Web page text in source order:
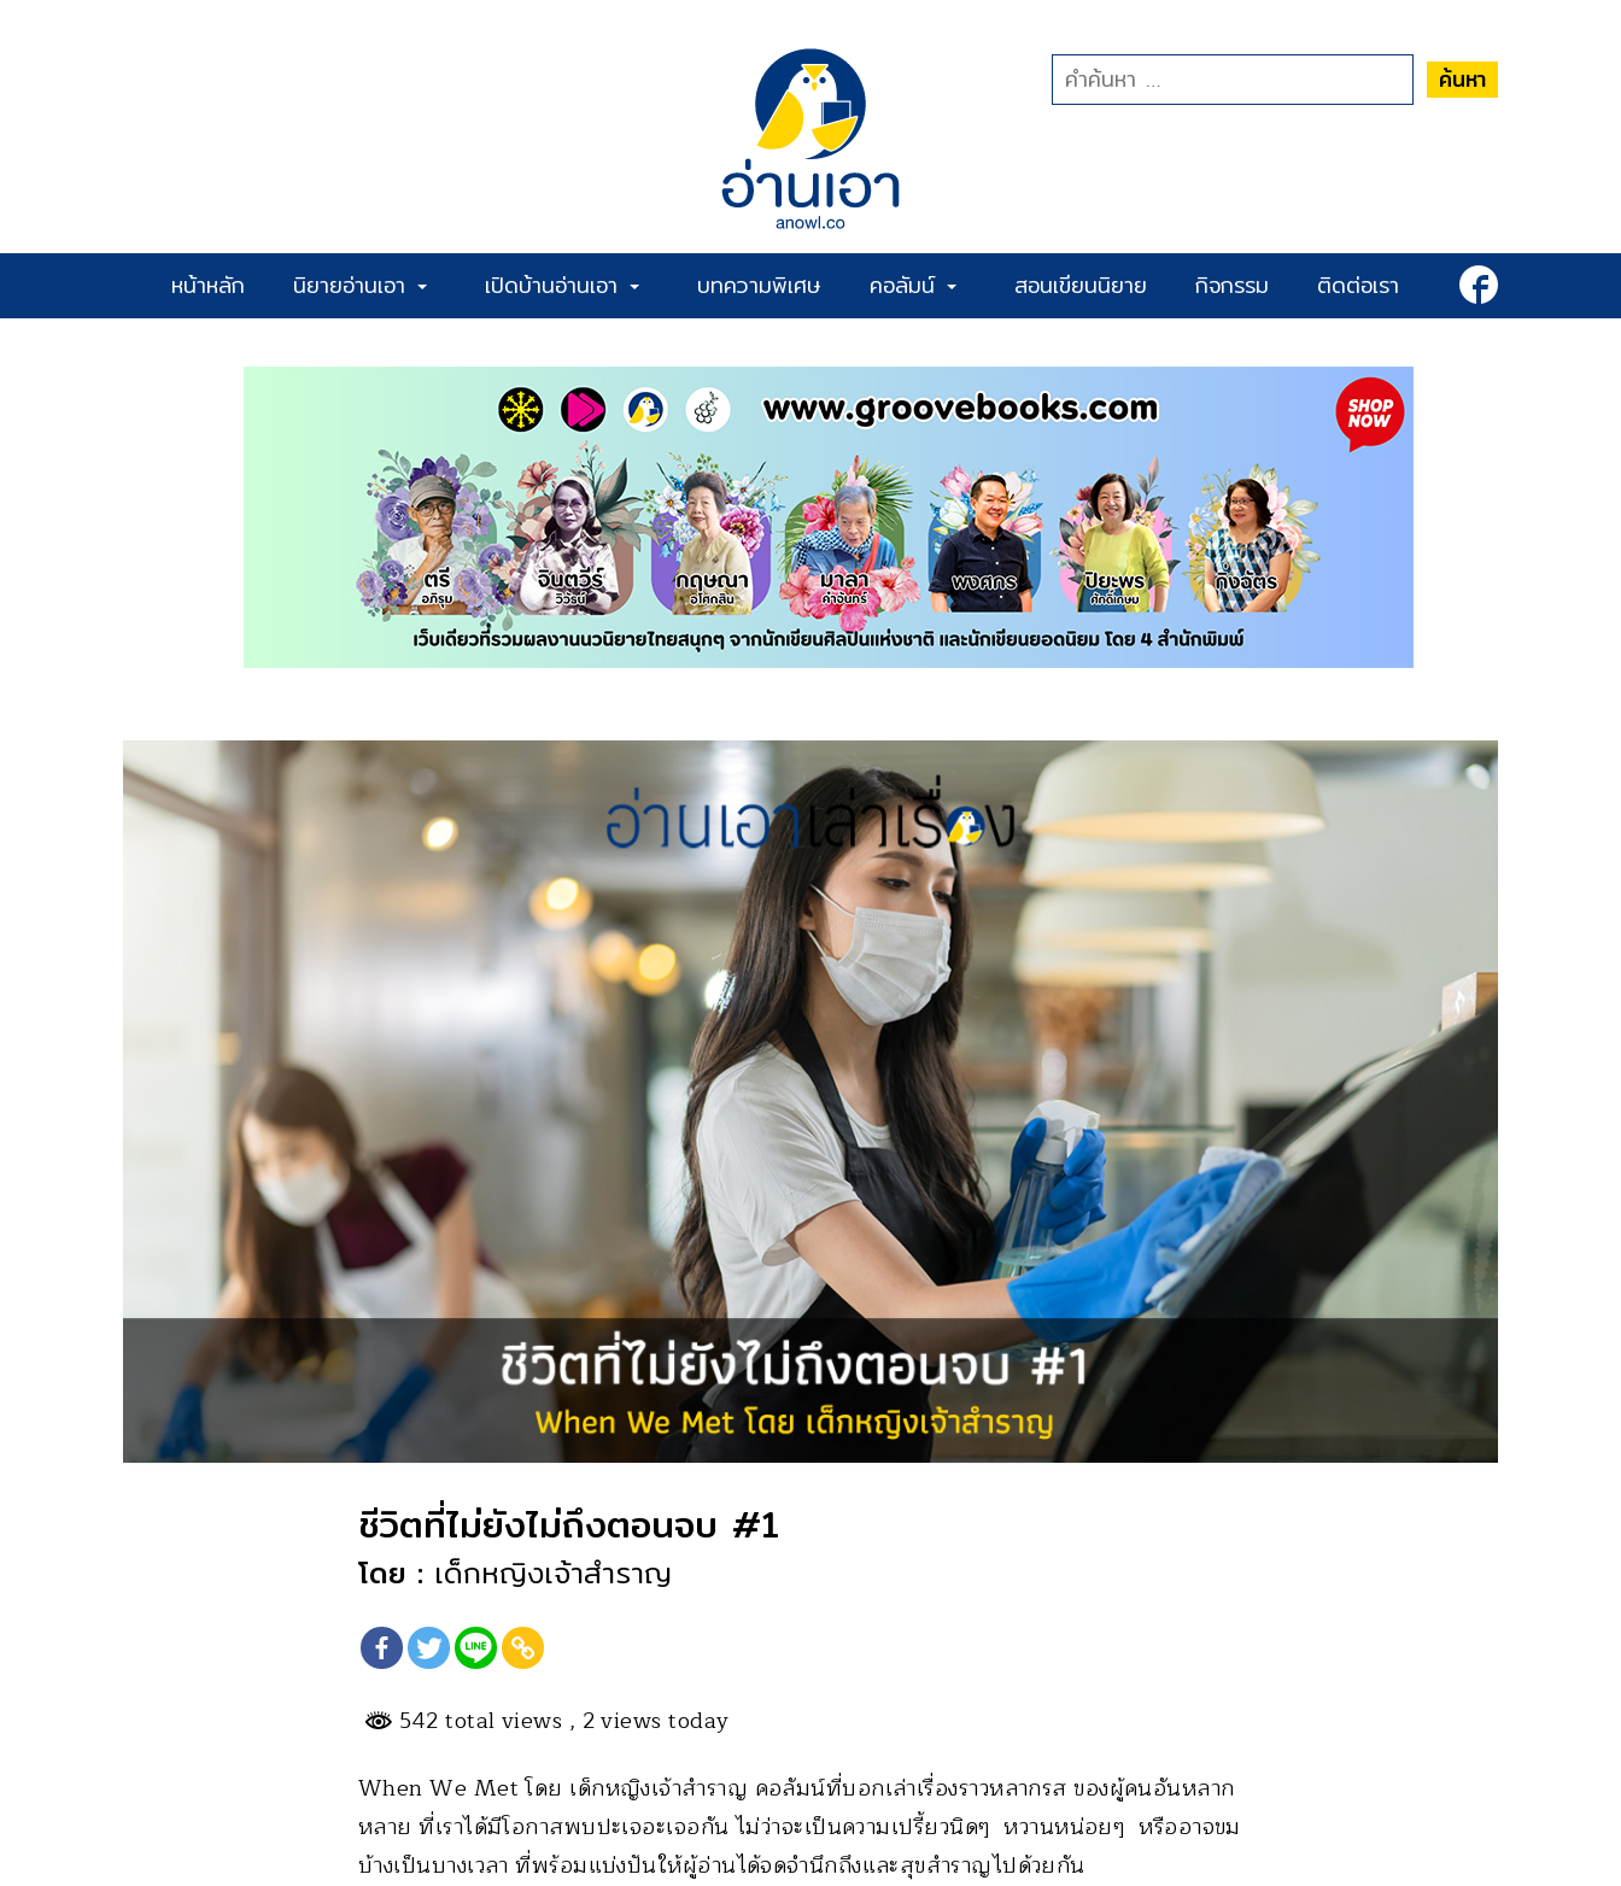
ค้นหา
หน้าหลัก นิยายอ่านเอา เปิดบ้านอ่านเอา บทความพิเศษ คอลัมน์ สอนเขียนนิยาย กิจกรรม ติดต่อเรา
ชีวิตที่ไม่ยังไม่ถึงตอนจบ #1
โดย : เด็กหญิงเจ้าสำราญ
542 total views , 2 views today
When We Met โดย เด็กหญิงเจ้าสำราญ คอลัมน์ที่บอกเล่าเรื่องราวหลากรส ของผู้คนอันหลาก
หลาย ที่เราได้มีโอกาสพบปะเจอะเจอกัน ไม่ว่าจะเป็นความเปรี้ยวนิดๆ หวานหน่อยๆ หรืออาจขม
บ้างเป็นบางเวลา ที่พร้อมแบ่งปันให้ผู้อ่านได้จดจำนึกถึงและสุขสำราญไปด้วยกัน